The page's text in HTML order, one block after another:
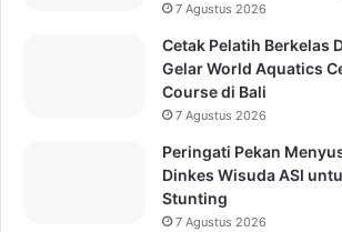
7 Agustus 2026
Cetak Pelatih Berkelas
Gelar World Aquatics
Course di Bali
7 Agustus 2026
Peringati Pekan
Dinkes Wisuda ASI
Stunting
7 Agustus 2026